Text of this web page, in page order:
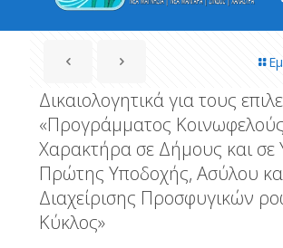
Δικαιολογητικά για τους
«Προγράμματος Κοινωφελούς
Χαρακτήρα σε Δήμους και σε
Πρώτης Υποδοχής, Ασύλου
Διαχείρισης Προσφυγικών
Κύκλος»